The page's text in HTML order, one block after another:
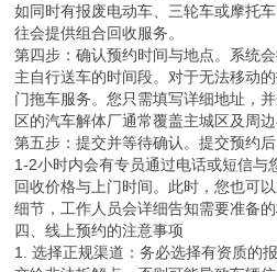
如同时有报废电动车、三轮车或摩托
往会提供组合回收服务。
第四步：确认预约时间与地点。系统
主自行送车的时间段。对于无法移动
门拖车服务。您只需填写详细地址，
区的汽车解体厂通常覆盖主城区及周边
第五步：提交并等待确认。提交预约
1-2小时内会有专员通过电话或短信与
回收价格与上门时间。此时，您也可
细节，工作人员会详细告知需要准备的
四、线上预约的注意事项
1. 选择正规渠道：务必选择有资质的